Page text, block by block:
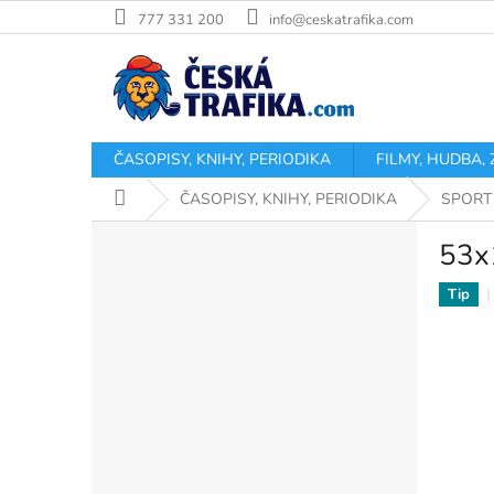
na
777 331 200 info@ceskatrafika.com
ČASOPISY, KNIHY, PERIODIKA FILMY, HUDBA,
Domů ČASOPISY, KNIHY, PERIODIKA
Tip